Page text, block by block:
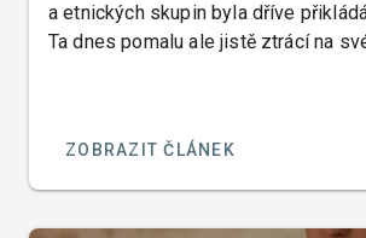
a etnických skupin byla dříve
Ta dnes pomalu ale jistě ztrácí na
ZOBRAZIT ČLÁNEK